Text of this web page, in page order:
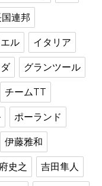
連邦
ル イタリア
グランツール
チームTT
ポーランド
伊藤雅和
史之 吉田隼人